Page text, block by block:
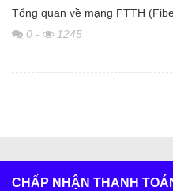
Tổng quan về mạng FTTH
0 - 1245
CHẤP NHẬN THANH